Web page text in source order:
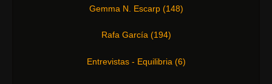
Gemma N. Escarp (148)
Rafa García (194)
Entrevistas - Equilibria (6)